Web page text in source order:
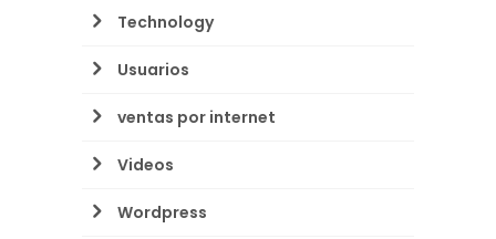
Technology
Usuarios
ventas por internet
Videos
Wordpress